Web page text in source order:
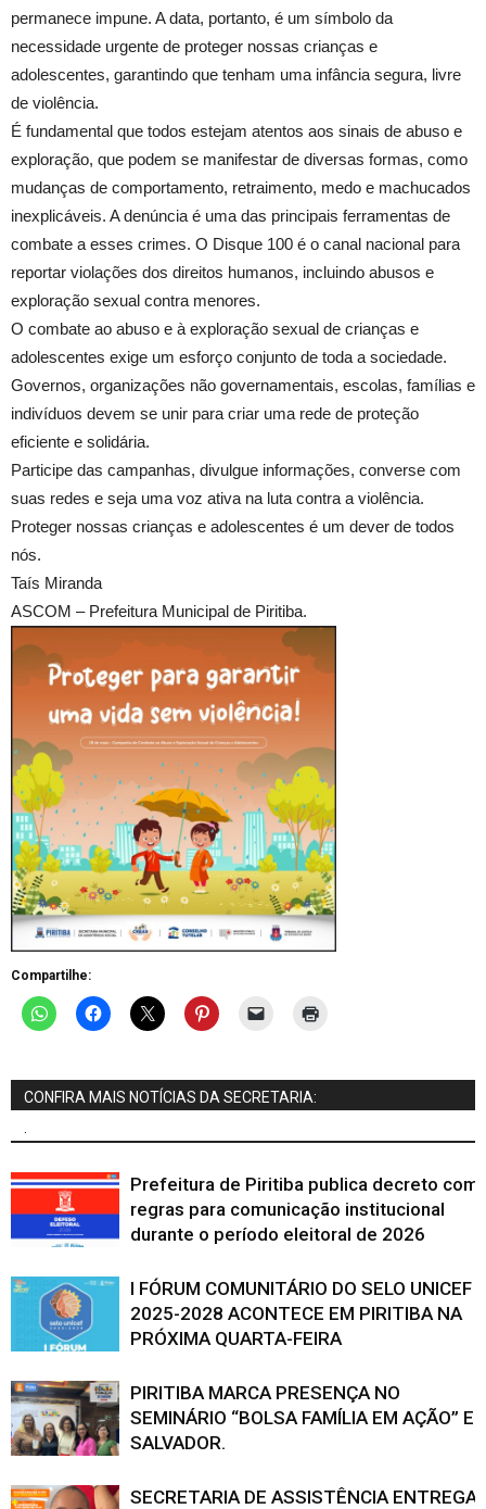
permanece impune. A data, portanto, é um símbolo da
necessidade urgente de proteger nossas crianças e
adolescentes, garantindo que tenham uma infância segura, livre
de violência.
É fundamental que todos estejam atentos aos sinais de abuso e
exploração, que podem se manifestar de diversas formas, como
mudanças de comportamento, retraimento, medo e machucados
inexplicáveis. A denúncia é uma das principais ferramentas de
combate a esses crimes. O Disque 100 é o canal nacional para
reportar violações dos direitos humanos, incluindo abusos e
exploração sexual contra menores.
O combate ao abuso e à exploração sexual de crianças e
adolescentes exige um esforço conjunto de toda a sociedade.
Governos, organizações não governamentais, escolas, famílias e
indivíduos devem se unir para criar uma rede de proteção
eficiente e solidária.
Participe das campanhas, divulgue informações, converse com
suas redes e seja uma voz ativa na luta contra a violência.
Proteger nossas crianças e adolescentes é um dever de todos
nós.
Taís Miranda
ASCOM – Prefeitura Municipal de Piritiba.
Compartilhe:
CONFIRA MAIS NOTÍCIAS DA SECRETARIA:
Prefeitura de Piritiba publica decreto com
regras para comunicação institucional
durante o período eleitoral de 2026
I FÓRUM COMUNITÁRIO DO SELO UNICEF
2025-2028 ACONTECE EM PIRITIBA NA
PRÓXIMA QUARTA-FEIRA
PIRITIBA MARCA PRESENÇA NO
SEMINÁRIO “BOLSA FAMÍLIA EM AÇÃO”
SALVADOR.
SECRETARIA DE ASSISTÊNCIA ENTREGA